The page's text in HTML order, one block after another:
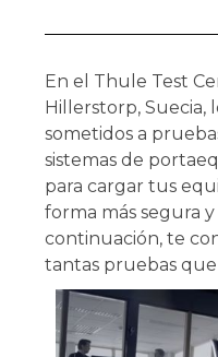
En el Thule Test
Hillerstorp, Suecia,
sometidos a
sistemas de
para cargar tus
forma más segura
continuación, te
tantas pruebas que